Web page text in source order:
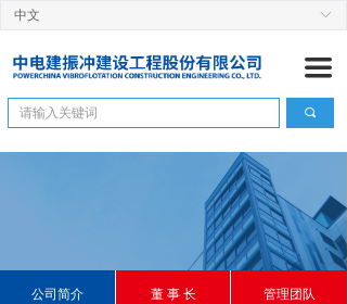
끠
끀
首页
关于我们
ꄷ 公司简介
ꄷ 组织机构
ꀅ
中文
公司简介 董 事 长 管理团队